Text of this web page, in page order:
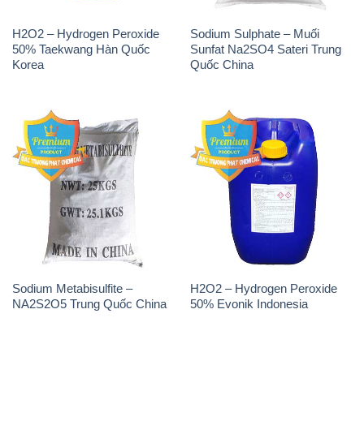
H2O2 – Hydrogen Peroxide
50% Taekwang Hàn Quốc
Korea
Sodium Sulphate – Muối
Sunfat Na2SO4 Sateri Trung
Quốc China
Sodium Metabisulfite –
NA2S2O5 Trung Quốc China
H2O2 – Hydrogen Peroxide
50% Evonik Indonesia